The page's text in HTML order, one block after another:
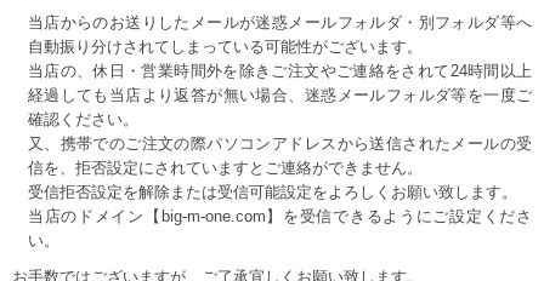
当店からのお送りしたメールが迷惑メールフォルダ・別フォルダ等へ
自動振り分けされてしまっている可能性がございます。
当店の、休日・営業時間外を除きご注文やご連絡をされて24時間以上
経過しても当店より返答が無い場合、迷惑メールフォルダ等を一度ご
確認ください。
又、携帯でのご注文の際パソコンアドレスから送信されたメールの受
信を、拒否設定にされていますとご連絡ができません。
受信拒否設定を解除または受信可能設定をよろしくお願い致します。
当店のドメイン【big-m-one.com】を受信できるようにご設定くださ
い。
お手数ではございますが、ご了承宜しくお願い致します。